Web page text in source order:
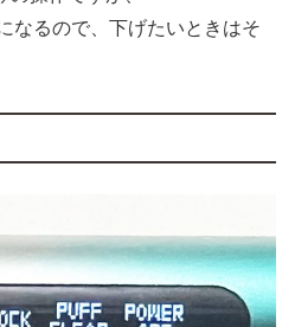
なるので、下げたいときはそ